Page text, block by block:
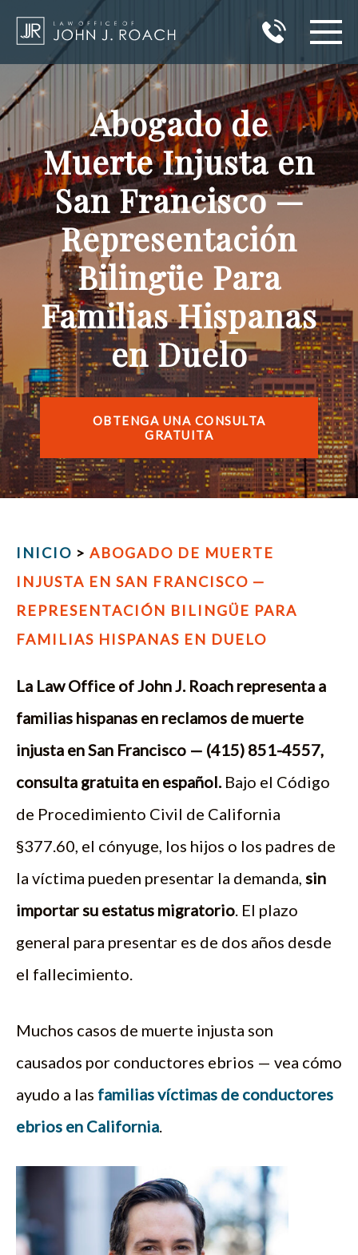
INICIO
ÁREAS DE PRÁCTICA
ÁREAS QUE SIRVO
RESULTADOS
ACERCA DE JOHN J. ROACH
BLOG
CONTACTO
ENGLISH
Abogado de
Muerte Injusta en
San Francisco —
Representación
Bilingüe Para
Familias Hispanas
en Duelo
OBTENGA UNA CONSULTA
GRATUITA
INICIO > ABOGADO DE MUERTE
INJUSTA EN SAN FRANCISCO —
REPRESENTACIÓN BILINGÜE PARA
FAMILIAS HISPANAS EN DUELO
La Law Office of John J. Roach representa a
familias hispanas en reclamos de muerte
injusta en San Francisco — (415) 851-4557,
consulta gratuita en español.Bajo el Código
de Procedimiento Civil de California
§377.60, el cónyuge, los hijos o los padres de
la víctima pueden presentar la demanda, sin
importar su estatus migratorio. El plazo
general para presentar es de dos años desde
el fallecimiento.
Muchos casos de muerte injusta son
causados por conductores ebrios — vea cómo
ayudo a las familias víctimas de conductores
ebrios en California.